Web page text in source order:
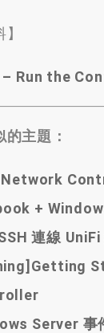
– Run the
主題：
+
連線
Server 事